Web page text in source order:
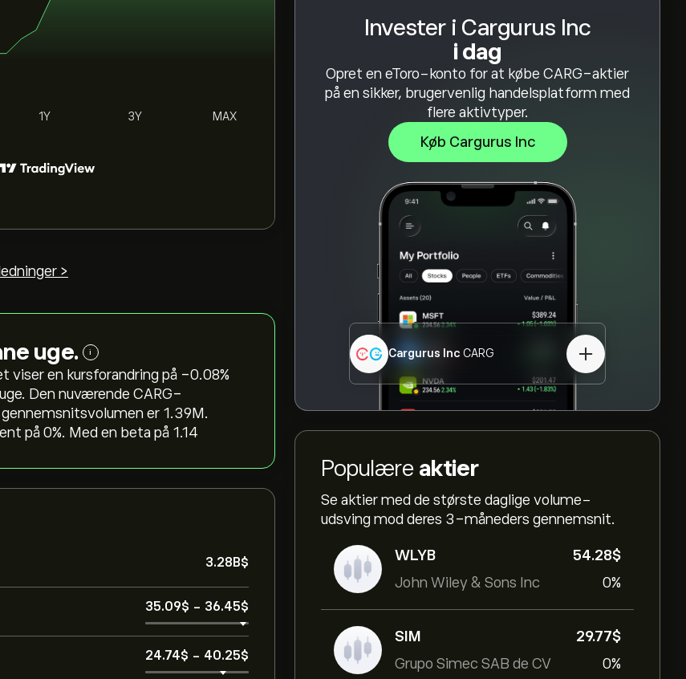
Invester i Cargurus Inc
i dag
Opret en eToro-konto for at købe CARG-aktier
på en sikker, brugervenlig handelsplatform med
flere aktivtyper.
Køb Cargurus Inc
Cargurus Inc CARG
Populære aktier
Se aktier med de største daglige volume-
udsving mod deres 3-måneders gennemsnit.
WLYB
John Wiley & Sons Inc
54.28‎$‎
0%
SIM
Grupo Simec SAB de CV
29.77‎$‎
0%
1Y 3Y MAX
>
uge. i
viser en kursforandring på ‎-0.08‎%
Den nuværende CARG-
er 1.39M.
på 0%. Med en beta på 1.14
3.28B‎$‎
35.09‎$‎ - 36.45‎$‎
24.74‎$‎ - 40.25‎$‎